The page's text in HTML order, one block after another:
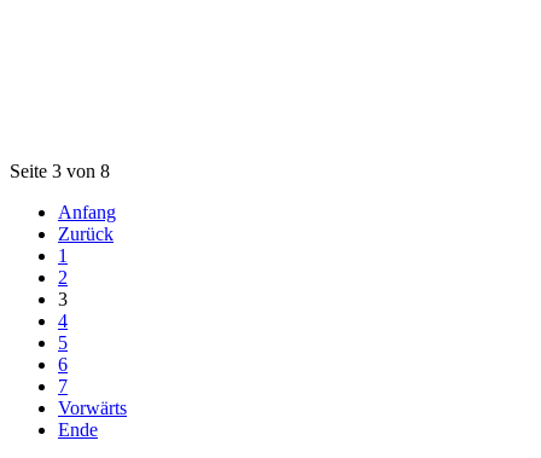
Seite 3 von 8
Anfang
Zurück
1
2
3
4
5
6
7
Vorwärts
Ende